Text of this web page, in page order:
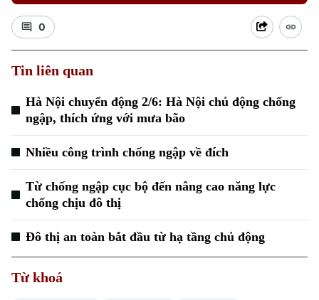
Chuyên mục
Hà Nội
Hà Nội
0
Tin liên quan
Hà Nội chuyển động 2/6: Hà Nội chủ động chống
ngập, thích ứng với mưa bão
Nhiều công trình chống ngập về đích
Từ chống ngập cục bộ đến nâng cao năng lực
chống chịu đô thị
Đô thị an toàn bắt đầu từ hạ tầng chủ động
Từ khoá